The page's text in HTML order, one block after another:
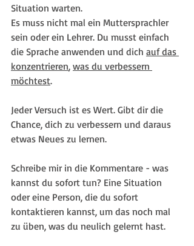
Situation warten.
Es muss nicht mal ein Muttersprachler
sein oder ein Lehrer. Du musst einfach
die Sprache anwenden und dich auf das
konzentrieren, was du verbessern
möchtest.
Jeder Versuch ist es Wert. Gibt dir die
Chance, dich zu verbessern und daraus
etwas Neues zu lernen.
Schreibe mir in die Kommentare - was
kannst du sofort tun? Eine Situation
oder eine Person, die du sofort
kontaktieren kannst, um das noch mal
zu üben, was du neulich gelernt hast.